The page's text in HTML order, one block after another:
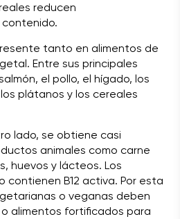
reducen
tanto en alimentos de
Entre sus principales
el pollo, el hígado, los
plátanos y los cereales
lado, se obtiene casi
animales como carne
huevos y lácteos. Los
contienen B12 activa. Por esta
o veganas deben
alimentos fortificados para